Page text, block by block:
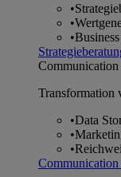
•
•
•
Communication
Transformation
•Data
•
•
Communication